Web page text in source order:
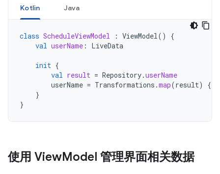
Kotlin Java
class ScheduleViewModel : ViewModel()
{
val userName : LiveData
init {
val result = Repository.userName
userName = Transformations .map(result) {
}
}
使用 ViewModel 管理界面相关数据